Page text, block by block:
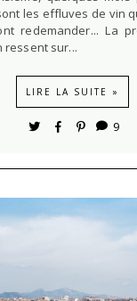
les effluves de vin
redemander... La
sur...
LIRE LA SUITE »
9